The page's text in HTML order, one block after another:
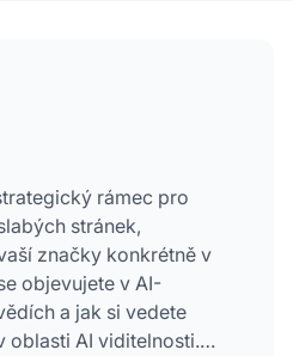
rámec pro
stránek,
značky konkrétně v
objevujete v AI-
a jak si vedete
oblasti AI viditelnosti.